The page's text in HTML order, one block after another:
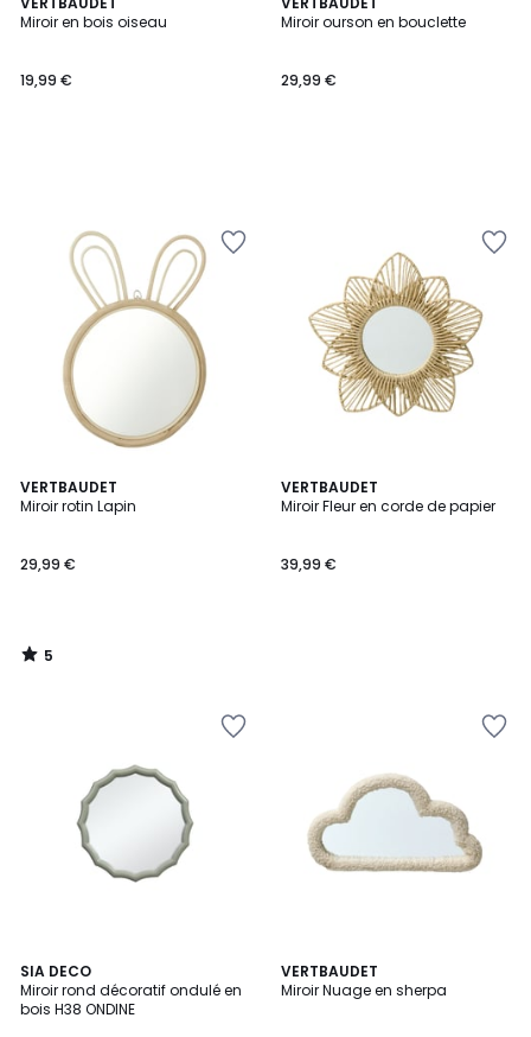
Miroir en bois oiseau
19,99 €
Miroir ourson en bouclette
29,99 €
VERTBAUDET
Miroir rotin Lapin
29,99 €
5
/
5
/
VERTBAUDET
Miroir Fleur en corde de papier
39,99 €
SIA DECO
Miroir rond décoratif ondulé en
bois H38 ONDINE
5
Couleurs
VERTBAUDET
Miroir Nuage en sherpa